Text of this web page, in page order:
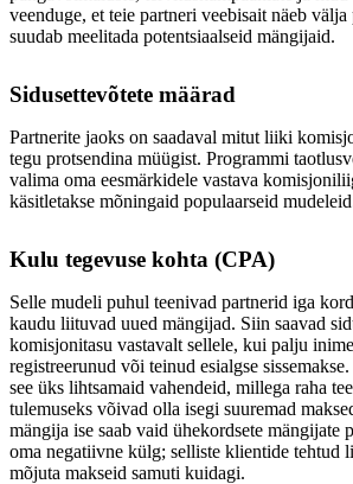
veenduge, et teie partneri veebisait näeb välja
suudab meelitada potentsiaalseid mängijaid.
Sidusettevõtete määrad
Partnerite jaoks on saadaval mitut liiki
tegu protsendina müügist. Programmi
valima oma eesmärkidele vastava
käsitletakse mõningaid populaarseid
Kulu tegevuse kohta (CPA)
Selle mudeli puhul teenivad partnerid iga
kaudu liituvad uued mängijad. Siin saavad
komisjonitasu vastavalt sellele, kui palju
registreerunud või teinud esialgse
see üks lihtsamaid vahendeid, millega raha
tulemuseks võivad olla isegi suuremad
mängija ise saab vaid ühekordsete mängijate
oma negatiivne külg; selliste klientide tehtud
mõjuta makseid samuti kuidagi.